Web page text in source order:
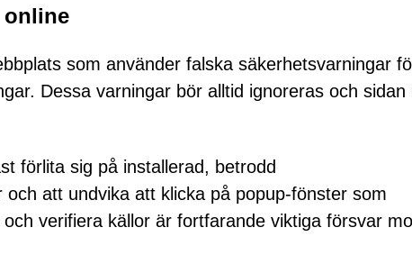
online
som använder falska säkerhetsvarningar
Dessa varningar bör alltid ignoreras och sidan
förlita sig på installerad, betrodd
att undvika att klicka på popup-fönster som
verifiera källor är fortfarande viktiga försvar